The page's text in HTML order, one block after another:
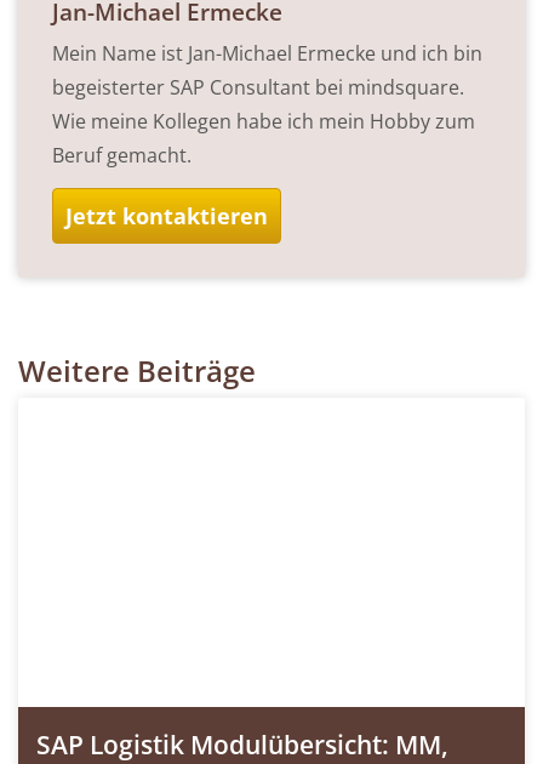
Jan-Michael Ermecke
Mein Name ist Jan-Michael Ermecke und ich bin
begeisterter SAP Consultant bei mindsquare.
Wie meine Kollegen habe ich mein Hobby zum
Beruf gemacht.
Jetzt kontaktieren
Weitere Beiträge
SAP Logistik Modulübersicht: MM,